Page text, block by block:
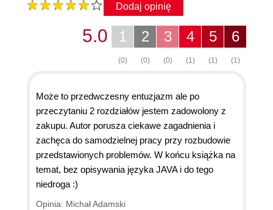
Dodaj opinię
6
(1)
5
(1)
4
(1)
3
(0)
2
(0)
1
(0)
5.0
Może to przedwczesny entuzjazm ale po
przeczytaniu 2 rozdziałów jestem zadowolony z
zakupu. Autor porusza ciekawe zagadnienia i
zachęca do samodzielnej pracy przy rozbudowie
przedstawionych problemów. W końcu książka na
temat, bez opisywania języka JAVA i do tego
niedroga :)
Opinia: Michał Adamski